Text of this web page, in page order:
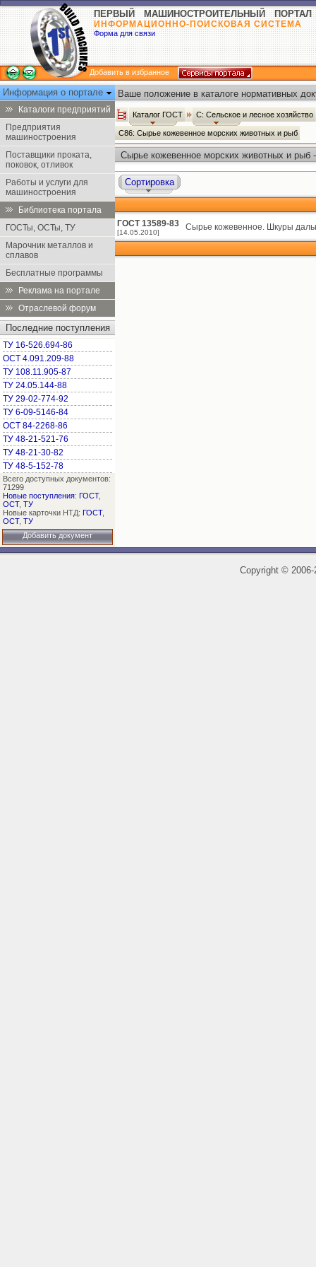
ПЕРВЫЙ МАШИНОСТРОИТЕЛЬНЫЙ ПОРТАЛ
ИНФОРМАЦИОННО-ПОИСКОВАЯ СИСТЕМА
Форма для связи
Добавить в избранное
Информация о портале
Каталоги предприятий
Предприятия
машиностроения
Поставщики проката,
поковок, отливок
Работы и услуги для
машиностроения
Библиотека портала
ГОСТы, ОСТы, ТУ
Марочник металлов и
сплавов
Бесплатные программы
Реклама на портале
Отраслевой форум
Последние поступления
ТУ 16-526.694-86
ОСТ 4.091.209-88
ТУ 108.11.905-87
ТУ 24.05.144-88
ТУ 29-02-774-92
ТУ 6-09-5146-84
ОСТ 84-2268-86
ТУ 48-21-521-76
ТУ 48-21-30-82
ТУ 48-5-152-78
Всего доступных документов:
71299
Новые поступления: ГОСТ,
ОСТ, ТУ
Новые карточки НТД: ГОСТ,
ОСТ, ТУ
Добавить документ
Ваше положение в каталоге нормативных
Каталог ГОСТ С: Сельское и лесное хозяйство
С86: Сырье кожевенное морских животных и рыб
Сырье кожевенное морских животных и рыб
Сортировка
ГОСТ 13589-83
[14.05.2010]
Сырье кожевенное. Шкуры
Copyright ©